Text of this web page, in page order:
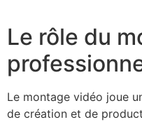
Le rôle du
Le montage vidéo joue
de création et de